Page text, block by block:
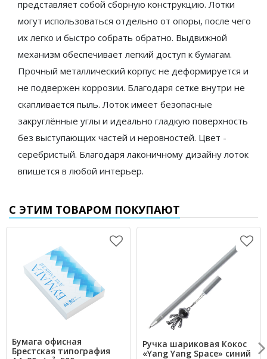
представляет собой сборную конструкцию. Лотки
могут использоваться отдельно от опоры, после чего
их легко и быстро собрать обратно. Выдвижной
механизм обеспечивает легкий доступ к бумагам.
Прочный металлический корпус не деформируется и
не подвержен коррозии. Благодаря сетке внутри не
скапливается пыль. Лоток имеет безопасные
закруглённые углы и идеально гладкую поверхность
без выступающих частей и неровностей. Цвет -
серебристый. Благодаря лаконичному дизайну лоток
впишется в любой интерьер.
С ЭТИМ ТОВАРОМ ПОКУПАЮТ
Бумага офисная
Брестская типография
Ручка шариковая Кокос
«Yang Yang Space» синий